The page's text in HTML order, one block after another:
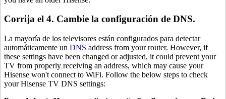
Corrija el 4. Cambie la configuración de DNS.
La mayoría de los televisores están configurados para detectar
automáticamente un DNS address from your router. However, if
these settings have been changed or adjusted, it could prevent your
TV from properly receiving an address, which may cause your
Hisense won't connect to WiFi. Follow the below steps to check
your Hisense TV DNS settings: